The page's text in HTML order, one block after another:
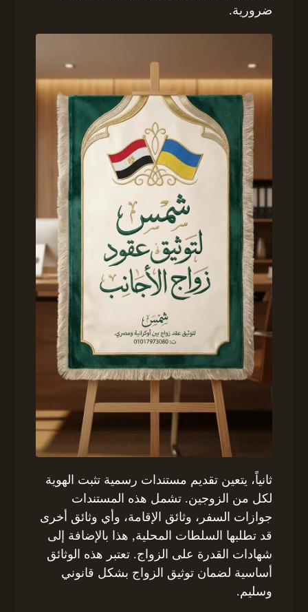
ضرورية.
ثانياً، يتعين تقديم مستندات رسمية تثبت الهوية
لكل من الزوجين. تشمل هذه المستندات
جوازات السفر، وثائق الإقامة، وأي وثائق أخرى
قد تطلبها السلطات المحلية, هذا بالإضافة إلى
شهادات القدرة على الزواج. تعتبر هذه الوثائق
أساسية لضمان توثيق الزواج بشكل قانوني
وسليم.